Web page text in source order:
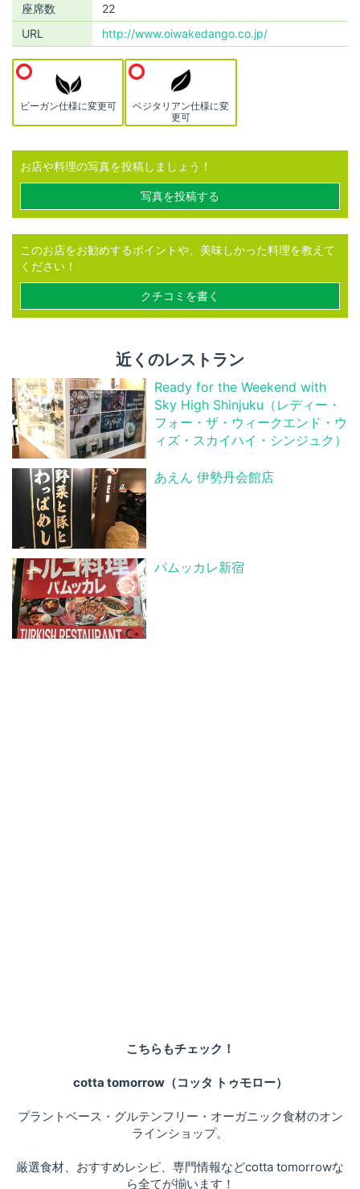
座席数
22
URL
http://www.oiwakedango.co.jp/
ビーガン仕様に変更可
ベジタリアン仕様に変
更可
お店や料理の写真を投稿しましょう！
写真を投稿する
このお店をお勧めするポイントや、美味しかった料理を教えて
ください！
クチコミを書く
近くのレストラン
Ready for the Weekend with
Sky High Shinjuku（レディー・
フォー・ザ・ウィークエンド・ウ
ィズ・スカイハイ・シンジュク）
あえん 伊勢丹会館店
パムッカレ新宿
こちらもチェック！
cotta tomorrow（コッタ トゥモロー）
プラントベース・グルテンフリー・オーガニック食材のオン
ラインショップ。
厳選食材、おすすめレシピ、専門情報などcotta tomorrowな
ら全てが揃います！